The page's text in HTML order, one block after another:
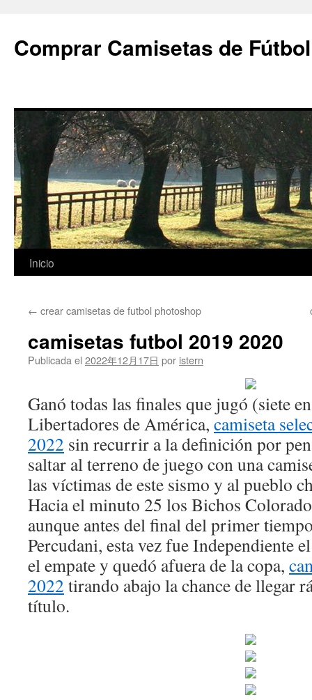
Comprar Camisetas de
Saltar
contenido
Inicio
← crear camisetas de futbol photoshop
camisetas futbol 2019 2020
Publicada el 2022年12月17日 por istern
Ganó todas las finales que jugó (siete
Libertadores de América, camiseta
2022 sin recurrir a la definición por
saltar al terreno de juego con una
las víctimas de este sismo y al pueblo
Hacia el minuto 25 los Bichos
aunque antes del final del primer
Percudani, esta vez fue Independiente
el empate y quedó afuera de la copa,
2022 tirando abajo la chance de llegar
título.